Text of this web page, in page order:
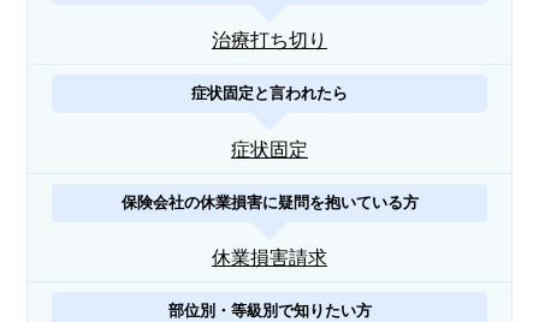
治療打ち切り
症状固定と言われたら
症状固定
保険会社の休業損害に疑問を抱いている方
休業損害請求
部位別・等級別で知りたい方